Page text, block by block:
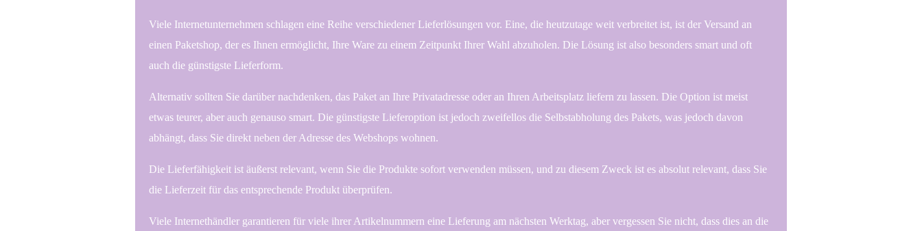
Viele Internetunternehmen schlagen eine Reihe verschiedener Lieferlösungen vor. Eine, die heutzutage weit verbreitet ist, ist der Versand an
einen Paketshop, der es Ihnen ermöglicht, Ihre Ware zu einem Zeitpunkt Ihrer Wahl abzuholen. Die Lösung ist also besonders smart und oft
auch die günstigste Lieferform.
Alternativ sollten Sie darüber nachdenken, das Paket an Ihre Privatadresse oder an Ihren Arbeitsplatz liefern zu lassen. Die Option ist meist
etwas teurer, aber auch genauso smart. Die günstigste Lieferoption ist jedoch zweifellos die Selbstabholung des Pakets, was jedoch davon
abhängt, dass Sie direkt neben der Adresse des Webshops wohnen.
Die Lieferfähigkeit ist äußerst relevant, wenn Sie die Produkte sofort verwenden müssen, und zu diesem Zweck ist es absolut relevant, dass Sie
die Lieferzeit für das entsprechende Produkt überprüfen.
Viele Internethändler garantieren für viele ihrer Artikelnummern eine Lieferung am nächsten Werktag, aber vergessen Sie nicht, dass dies an die